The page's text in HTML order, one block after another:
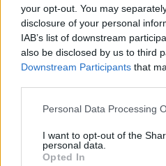
your opt-out. You may
disclosure of your personal
IAB’s list of downstream
also be disclosed by us to third
Downstream Participants that
Personal Data Processing
I want to opt-out of the
personal data.
Opted In
diplomás pályakövetés
Diplomás Pályakövetési
diplomás pályakövetés 2020